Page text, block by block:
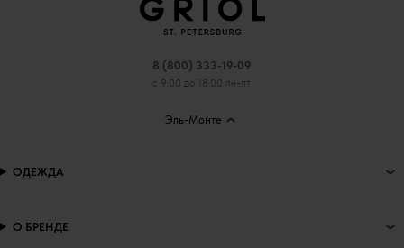
8 (800) 333-19-09
с 9:00 до 18:00 пн-пт
Эль-Монте
ОДЕЖДА
О БРЕНДЕ